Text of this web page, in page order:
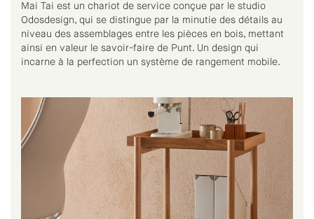
Mai Tai est un chariot de service conçue par le studio
Odosdesign, qui se distingue par la minutie des détails au
niveau des assemblages entre les pièces en bois, mettant
ainsi en valeur le savoir-faire de Punt. Un design qui
incarne à la perfection un système de rangement mobile.